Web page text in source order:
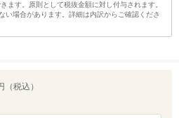
ます。原則として税抜金額に対し付与されます。
い場合があります。詳細は内訳からご確認くださ
（税込）